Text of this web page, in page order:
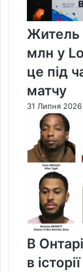
Житель
млн у
це під
матчу
31 Липня 2026
В
в